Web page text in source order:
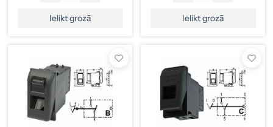
Ielikt grozā Ielikt grozā